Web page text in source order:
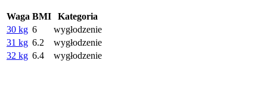
Waga BMI
Kategoria
30 kg 6
wygłodzenie
31 kg 6.2
wygłodzenie
32 kg 6.4 wygłodzenie